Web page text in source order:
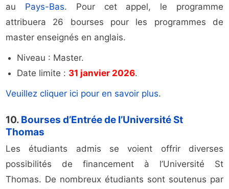
au Pays-Bas. Pour cet appel, le programme
attribuera 26 bourses pour les programmes de
master enseignés en anglais.
Niveau : Master.
Date limite : 31 janvier 2026.
Veuillez cliquer ici pour en savoir plus.
10. Bourses d’Entrée de l’Université St
Thomas
Les étudiants admis se voient offrir diverses
possibilités de financement à l’Université St
Thomas. De nombreux étudiants sont soutenus par